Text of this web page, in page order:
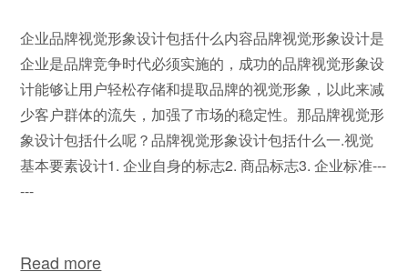
企业品牌视觉形象设计包括什么内容品牌视觉形象设计是
企业是品牌竞争时代必须实施的，成功的品牌视觉形象设
计能够让用户轻松存储和提取品牌的视觉形象，以此来减
少客户群体的流失，加强了市场的稳定性。那品牌视觉形
象设计包括什么呢？品牌视觉形象设计包括什么一.视觉
基本要素设计1. 企业自身的标志2. 商品标志3. 企业标准---
---
Read more